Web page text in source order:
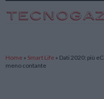
Home » Smart Life » Dati 2020: più
meno contante